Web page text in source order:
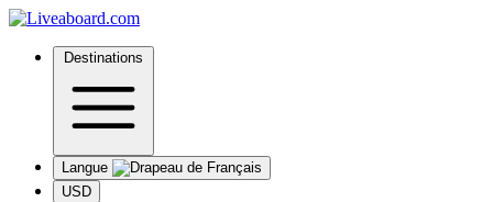
Destinations
Langue
USD